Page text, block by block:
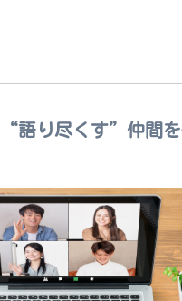
語り尽くす”仲間を